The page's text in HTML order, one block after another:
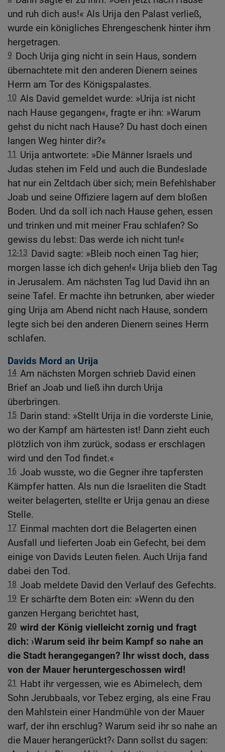
und ruh dich aus!« Als Urija den Palast verließ,
wurde ein königliches Ehrengeschenk hinter ihm
hergetragen.
9 Doch Urija ging nicht in sein Haus, sondern
übernachtete mit den anderen Dienern seines
Herrn am Tor des Königspalastes.
10 Als David gemeldet wurde: »Urija ist nicht
nach Hause gegangen«, fragte er ihn: »Warum
gehst du nicht nach Hause? Du hast doch einen
langen Weg hinter dir?«
11
Urija antwortete: »Die Männer Israels und
Judas stehen im Feld und auch die Bundeslade
hat nur ein Zeltdach über sich; mein Befehlshaber
Joab und seine Offiziere lagern auf dem bloßen
Boden. Und da soll ich nach Hause gehen, essen
und trinken und mit meiner Frau schlafen? So
gewiss du lebst: Das werde ich nicht tun!«
12-13 David sagte: »Bleib noch einen Tag hier;
morgen lasse ich dich gehen!« Urija blieb den Tag
in Jerusalem. Am nächsten Tag lud David ihn an
seine Tafel. Er machte ihn betrunken, aber wieder
ging Urija am Abend nicht nach Hause, sondern
legte sich bei den anderen Dienern seines Herrn
schlafen.
Davids Mord an Urija
14 Am nächsten Morgen schrieb David einen
Brief an Joab und ließ ihn durch Urija
überbringen.
15 Darin stand: »Stellt Urija in die vorderste Linie,
wo der Kampf am härtesten ist! Dann zieht euch
plötzlich von ihm zurück, sodass er erschlagen
wird und den Tod findet.«
16 Joab wusste, wo die Gegner ihre tapfersten
Kämpfer hatten. Als nun die Israeliten die Stadt
weiter belagerten, stellte er Urija genau an diese
Stelle.
17 Einmal machten dort die Belagerten einen
Ausfall und lieferten Joab ein Gefecht, bei dem
einige von Davids Leuten fielen. Auch Urija fand
dabei den Tod.
18 Joab meldete David den Verlauf des Gefechts.
19 Er schärfte dem Boten ein: »Wenn du den
ganzen Hergang berichtet hast,
20 wird der König vielleicht zornig und fragt
dich: ›Warum seid ihr beim Kampf so nahe an
die Stadt herangegangen? Ihr wisst doch, dass
von der Mauer heruntergeschossen wird!
21
Habt ihr vergessen, wie es Abimelech, dem
Sohn Jerubbaals, vor Tebez erging, als eine Frau
den Mahlstein einer Handmühle von der Mauer
warf, der ihn erschlug? Warum seid ihr so nahe an
die Mauer herangerückt?‹ Dann sollst du sagen: